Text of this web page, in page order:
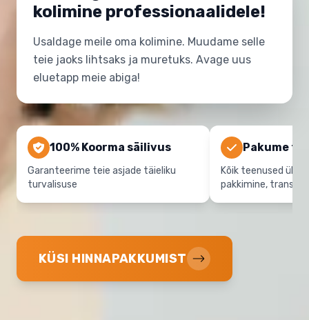
kolimine professionaalidele!
Usaldage meile oma kolimine. Muudame selle
teie jaoks lihtsaks ja muretuks. Avage uus
eluetapp meie abiga!
100% Koorma säilivus
Garanteerime teie asjade täieliku
turvalisuse
Pakume
Kõik teenused
pakkimine,
KÜSI HINNAPAKKUMIST